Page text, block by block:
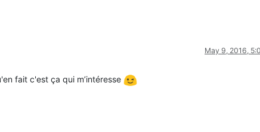
May 9, 2016,
fait c'est ça qui m’intéresse